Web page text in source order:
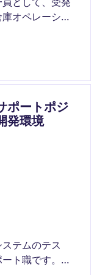
オペレーショ
ながら業務を
やチーム運営
ポートポジ
発環境
テムのテス
ト職です。